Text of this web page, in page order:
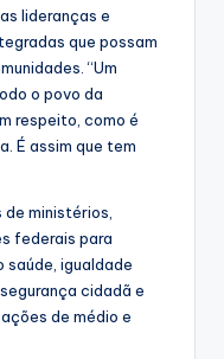
lideranças e
que possam
“Um
o povo da
respeito, como é
É assim que tem
de ministérios,
federais para
saúde, igualdade
cidadã e
de médio e